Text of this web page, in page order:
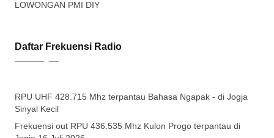
LOWONGAN PMI DIY
Daftar Frekuensi Radio
RPU UHF 428.715 Mhz terpantau Bahasa Ngapak - di Jogja
Sinyal Kecil
Frekuensi out RPU 436.535 Mhz Kulon Progo terpantau di